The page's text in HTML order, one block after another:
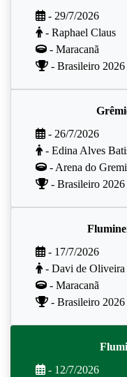
- 29/7/2026
- Raphael Claus
- Maracanã
- Brasileiro 2026
- 26/7/2026
- Edina Alves
- Arena do
- Brasileiro 2026
- 17/7/2026
- Davi de Oliveira
- Maracanã
- Brasileiro 2026
- 12/7/2026